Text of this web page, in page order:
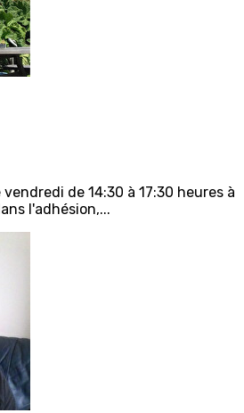
de 14:30 à 17:30 heures à
l'adhésion,...